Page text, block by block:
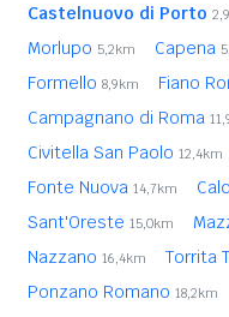
Castelnuovo di Porto
Morlupo 5,2km Capena
Formello 8,9km Fiano
Campagnano di Roma
Civitella San Paolo 12,4km
Fonte Nuova 14,7km
Sant'Oreste 15,0km
Nazzano 16,4km Torrita
Ponzano Romano 18,2km